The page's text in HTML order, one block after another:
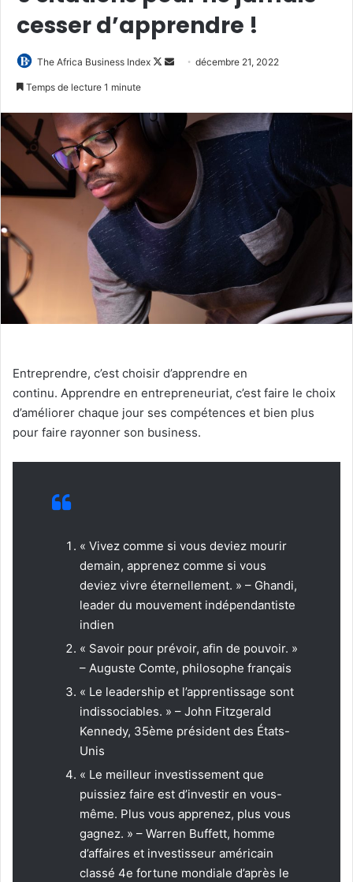
cesser d’apprendre !
The Africa Business Index
Follow
Envoyerdécembre 21, 2022
Temps de lecture 1 minute
Entreprendre, c’est choisir d’apprendre en
continu. Apprendre en entrepreneuriat, c’est faire le choix
d’améliorer chaque jour ses compétences et bien plus
pour faire rayonner son business.
« Vivez comme si vous deviez mourir
demain, apprenez comme si vous
deviez vivre éternellement. » – Ghandi,
leader du mouvement indépendantiste
indien
« Savoir pour prévoir, afin de pouvoir. »
– Auguste Comte, philosophe français
« Le leadership et l’apprentissage sont
indissociables. » – John Fitzgerald
Kennedy, 35ème président des États-
Unis
« Le meilleur investissement que
puissiez faire est d’investir en vous-
même. Plus vous apprenez, plus vous
gagnez. » – Warren Buffett, homme
d’affaires et investisseur américain
classé 4e fortune mondiale d’après le